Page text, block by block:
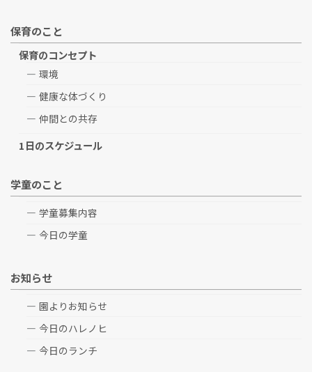
保育のこと
保育のコンセプト
環境
健康な体づくり
仲間との共存
1日のスケジュール
学童のこと
学童募集内容
今日の学童
お知らせ
園よりお知らせ
今日のハレノヒ
今日のランチ